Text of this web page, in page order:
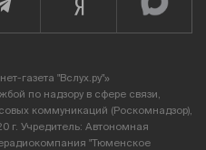
газета "Вслух.ру"»
по надзору в сфере связи,
коммуникаций (Роскомнадзор),
г. Учредитель: Автономная
"Тюменское